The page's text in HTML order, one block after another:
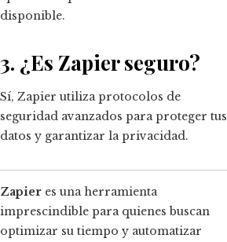
disponible.
3. ¿Es Zapier seguro?
Sí, Zapier utiliza protocolos de
seguridad avanzados para proteger tus
datos y garantizar la privacidad.
Zapier es una herramienta
imprescindible para quienes buscan
optimizar su tiempo y automatizar